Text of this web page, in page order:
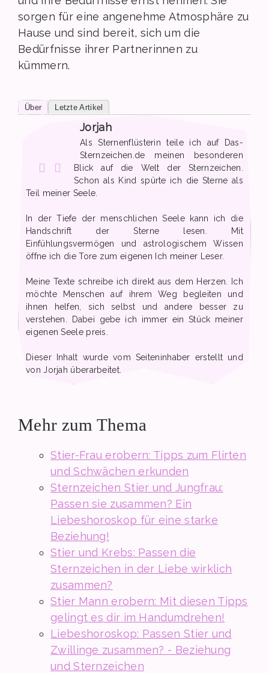
sorgen für eine angenehme Atmosphäre zu
Hause und sind bereit, sich um die
Bedürfnisse ihrer Partnerinnen zu
kümmern.
Über Letzte Artikel
Jorjah
Als Sternenflüsterin teile ich auf Das-
Sternzeichen.de meinen besonderen
Blick auf die Welt der Sternzeichen.
Schon als Kind spürte ich die Sterne als
Teil meiner Seele.
In der Tiefe der menschlichen Seele kann ich die
Handschrift der Sterne lesen. Mit
Einfühlungsvermögen und astrologischem Wissen
öffne ich die Tore zum eigenen Ich meiner Leser.
Meine Texte schreibe ich direkt aus dem Herzen. Ich
möchte Menschen auf ihrem Weg begleiten und
ihnen helfen, sich selbst und andere besser zu
verstehen. Dabei gebe ich immer ein Stück meiner
eigenen Seele preis.
Dieser Inhalt wurde vom Seiteninhaber erstellt und
von Jorjah überarbeitet.
Mehr zum Thema
Stier-Frau erobern: Tipps zum Flirten
und Schwächen erkunden
Sternzeichen Stier und Jungfrau:
Passen sie zusammen? Ein
Liebeshoroskop für eine starke
Beziehung!
Stier und Krebs: Passen die
Sternzeichen in der Liebe wirklich
zusammen?
Stier Mann erobern: Mit diesen Tipps
gelingt es dir im Handumdrehen!
Liebeshoroskop: Passen Stier und
Zwillinge zusammen? - Beziehung
und Sternzeichen